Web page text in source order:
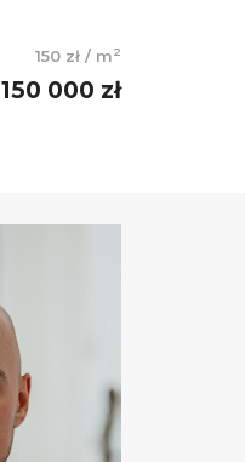
150 zł / m2
150 000 zł